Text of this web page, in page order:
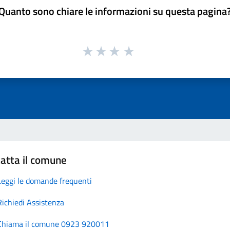
sono chiare le informazioni su questa
il comune
le domande frequenti
Assistenza
il comune 0923 920011